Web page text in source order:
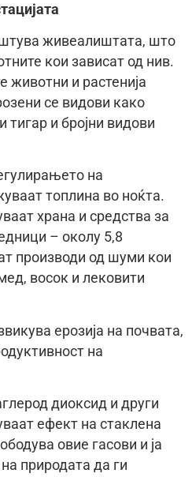
живеалиштата, што
кои зависат од нив.
животни и растенија
се видови како
тигар и бројни видови
на
топлина во ноќта.
храна и средства за
– околу 5,8
производи од шуми кои
восок и лековити
ерозија на почвата,
на
диоксид и други
ефект на стаклена
овие гасови и ја
природата да ги